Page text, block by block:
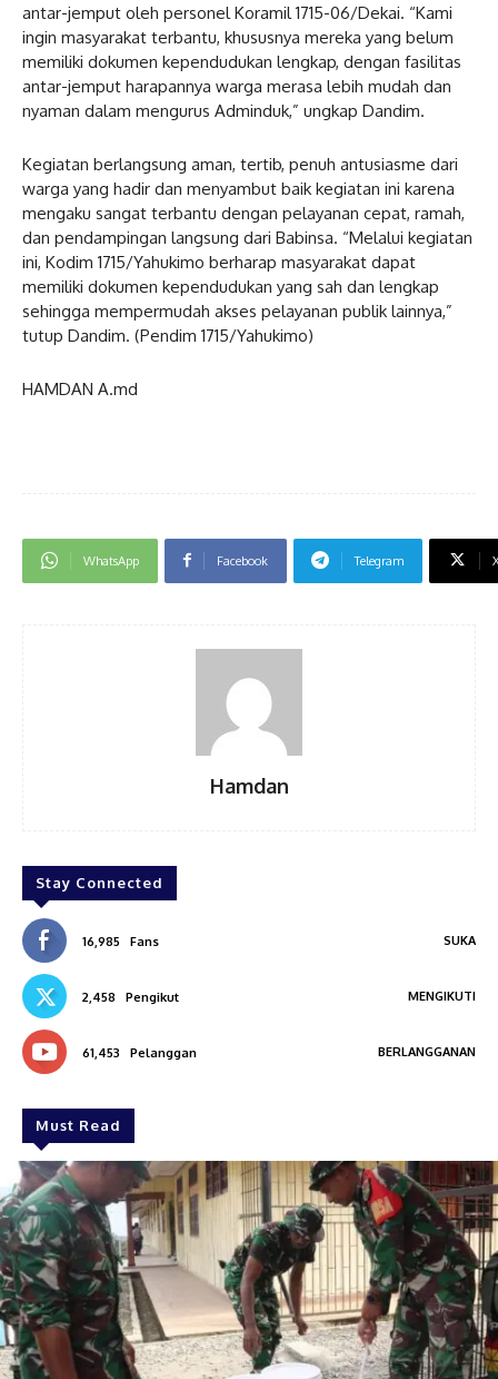
antar-jemput oleh personel Koramil 1715-06/Dekai. “Kami
ingin masyarakat terbantu, khususnya mereka yang belum
memiliki dokumen kependudukan lengkap, dengan fasilitas
antar-jemput harapannya warga merasa lebih mudah dan
nyaman dalam mengurus Adminduk,” ungkap Dandim.
Kegiatan berlangsung aman, tertib, penuh antusiasme dari
warga yang hadir dan menyambut baik kegiatan ini karena
mengaku sangat terbantu dengan pelayanan cepat, ramah,
dan pendampingan langsung dari Babinsa. “Melalui kegiatan
ini, Kodim 1715/Yahukimo berharap masyarakat dapat
memiliki dokumen kependudukan yang sah dan lengkap
sehingga mempermudah akses pelayanan publik lainnya,”
tutup Dandim. (Pendim 1715/Yahukimo)
HAMDAN A.md
WhatsApp Facebook Telegram
Hamdan
Stay Connected
16,985 Fans SUKA
2,458 Pengikut MENGIKUTI
61,453 Pelanggan BERLANGGANAN
Must Read